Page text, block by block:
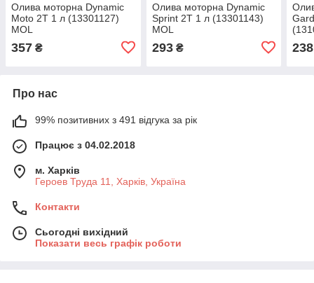
Олива моторна Dynamic
Moto 2T 1 л (13301127)
MOL
357 ₴
Олива моторна Dynamic
Sprint 2T 1 л (13301143)
MOL
293₴ 238
Про нас
99% позитивних з 491 відгука за рік
Працює з 04.02.2018
м. Харків
Героев Труда 11, Харків, Україна
Контакти
Сьогодні вихідний
Показати весь графік роботи